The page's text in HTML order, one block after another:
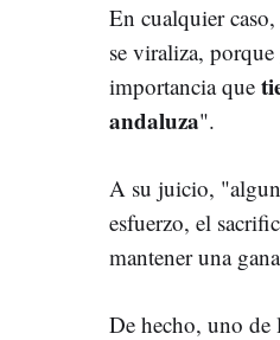
En cualquier
se viraliza,
importancia que
andaluza".
A su juicio,
esfuerzo, el
mantener una
De hecho, uno de